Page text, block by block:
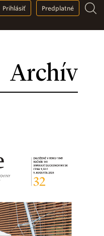
Archív
Prihlásiť Predplatné